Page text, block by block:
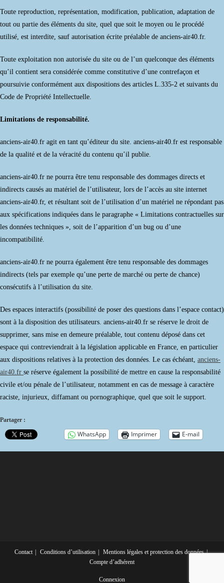
Toute reproduction, représentation, modification, publication, adaptation de
tout ou partie des éléments du site, quel que soit le moyen ou le procédé
utilisé, est interdite, sauf autorisation écrite préalable de anciens-air40.fr.
Toute exploitation non autorisée du site ou de l’un quelconque des éléments
qu’il contient sera considérée comme constitutive d’une contrefaçon et
poursuivie conformément aux dispositions des articles L.335-2 et suivants du
Code de Propriété Intellectuelle.
Limitations de responsabilité.
anciens-air40.fr agit en tant qu’éditeur du site. anciens-air40.fr est responsable
de la qualité et de la véracité du contenu qu’il publie.
anciens-air40.fr ne pourra être tenu responsable des dommages directs et
indirects causés au matériel de l’utilisateur, lors de l’accès au site internet
anciens-air40.fr, et résultant soit de l’utilisation d’un matériel ne répondant pas
aux spécifications indiquées dans le paragraphe « Limitations contractuelles sur
les données techniques », soit de l’apparition d’un bug ou d’une
incompatibilité.
anciens-air40.fr ne pourra également être tenu responsable des dommages
indirects (tels par exemple qu’une perte de marché ou perte de chance)
consécutifs à l’utilisation du site.
Des espaces interactifs (possibilité de poser des questions dans l’espace contact)
sont à la disposition des utilisateurs. anciens-air40.fr se réserve le droit de
supprimer, sans mise en demeure préalable, tout contenu déposé dans cet
espace qui contreviendrait à la législation applicable en France, en particulier
aux dispositions relatives à la protection des données. Le cas échéant, anciens-
air40.fr se réserve également la possibilité de mettre en cause la responsabilité
civile et/ou pénale de l’utilisateur, notamment en cas de message à caractère
raciste, injurieux, diffamant ou pornographique, quel que soit le support.
Partager :
WhatsApp Imprimer E-mail
Contact Conditions d’utilisation
Mentions légales et protection des données
Compte d’adhérent
Connexion